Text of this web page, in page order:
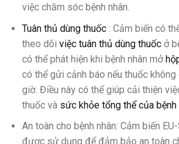
việc chăm sóc bệnh nhân.
Tuân thủ dùng thuốc: Cảm biến có
theo dõi việc tuân thủ dùng thuốcở
có thể phát hiện khi bệnh nhân mở
có thể gửi cảnh báo nếu thuốc
giờ. Điều này có thể giúp cải thiện
thuốc và sức khỏe tổng thể của bệnh
An toàn cho bệnh nhân: Cảm biến
được sử dụng để đảm bảo an toàn